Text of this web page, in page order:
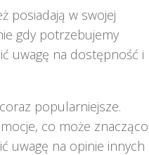
posiadają w swojej
gdy potrzebujemy
uwagę na dostępność i
popularniejsze.
co może znacząco
uwagę na opinie innych